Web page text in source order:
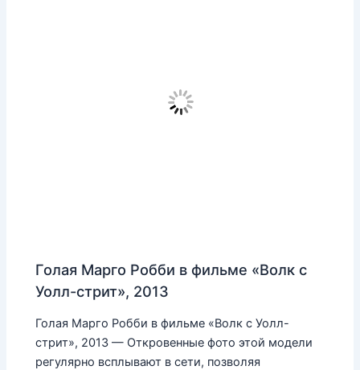
Голая Марго Робби в фильме «Волк с
Уолл-стрит», 2013
Голая Марго Робби в фильме «Волк с Уолл-
стрит», 2013 — Откровенные фото этой модели
регулярно всплывают в сети, позволяя